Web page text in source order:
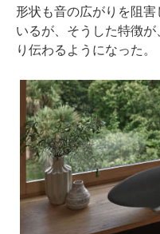
形状も音の広がりを阻
いるが、そうした特徴
り伝わるようになった。